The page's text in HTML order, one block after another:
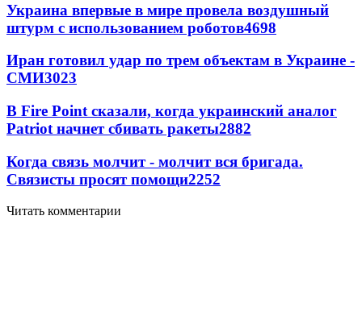
Украина впервые в мире провела воздушный
штурм с использованием роботов4698
Иран готовил удар по трем объектам в Украине -
СМИ3023
В Fire Point сказали, когда украинский аналог
Patriot начнет сбивать ракеты2882
Когда связь молчит - молчит вся бригада.
Связисты просят помощи2252
Читать комментарии